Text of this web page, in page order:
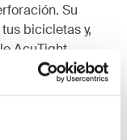
Su
bicicletas y,
AcuTight,
aseguradas.
puedes
es fácil de